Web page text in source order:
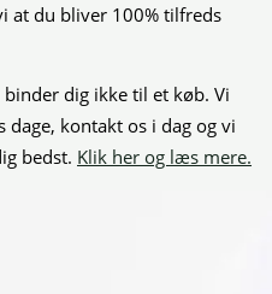
at du bliver 100% tilfreds
dig ikke til et køb. Vi
dage, kontakt os i dag og vi
bedst. Klik her og læs mere.